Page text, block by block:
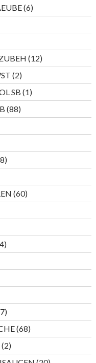
66
Produkte
1212
Produkte
22
Produkte
SB 11
Produkt
8888
Produkte
58
Produkte
6060
Produkte
44
Produkte
67
Produkte
6868
Produkte
22
Produkte